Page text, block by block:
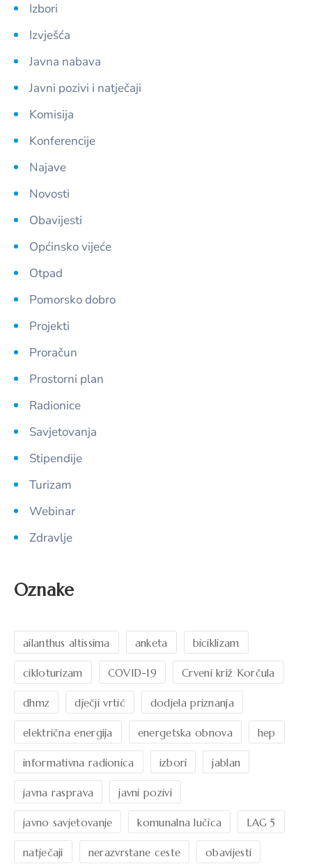
Izbori
Izvješća
Javna nabava
Javni pozivi i natječaji
Komisija
Konferencije
Najave
Novosti
Obavijesti
Općinsko vijeće
Otpad
Pomorsko dobro
Projekti
Proračun
Prostorni plan
Radionice
Savjetovanja
Stipendije
Turizam
Webinar
Zdravlje
Oznake
ailanthus altissima anketa biciklizam
cikloturizam COVID-19 Crveni križ Korčula
dhmz dječji vrtić dodjela priznanja
električna energija energetska obnova hep
informativna radionica izbori jablan
javna rasprava javni pozivi
javno savjetovanje komunalna lučica LAG 5
natječaji nerazvrstane ceste obavijesti